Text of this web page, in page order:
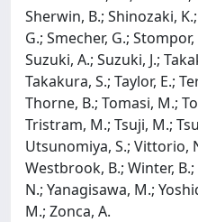
Sherwin, B.; Shinozaki,
G.; Smecher, G.;
Suzuki, A.; Suzuki, J.;
Takakura, S.; Taylor, E.;
Thorne, B.; Tomasi, M.;
Tristram, M.; Tsuji, M.;
Utsunomiya, S.; Vittorio,
Westbrook, B.; Winter,
N.; Yanagisawa, M.;
M.; Zonca, A.